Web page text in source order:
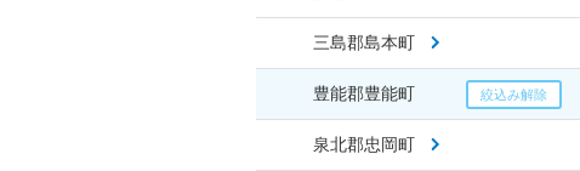
三島郡島本町
豊能郡豊能町
泉北郡忠岡町